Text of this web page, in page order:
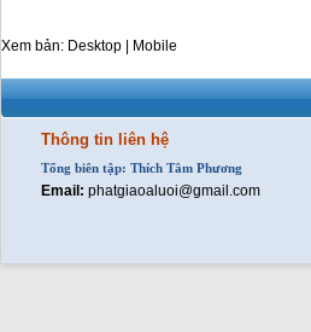
Xem bản: Desktop | Mobile
Thông tin liên hệ
Tổng biên tập: Thích Tâm Phương
Email: phatgiaoaluoi@gmail.com